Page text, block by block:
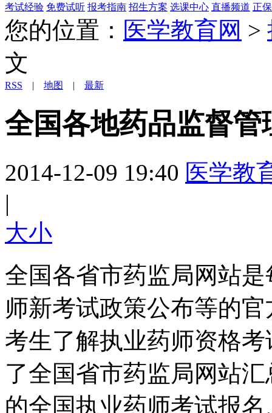
考试经验 免费试听 报考指南 招生方案 选课中心 直播频道 正
您的位置： 医学教育网 >
文
RSS | 地图 | 最新
全国各地药品监督
2014-12-09 19:40 医学教
|
大小
全国各省市药监局网站
师新考试政策公布等的
考生了解执业药师资格
了全国省市药监局网站
的全国执业药师考试报